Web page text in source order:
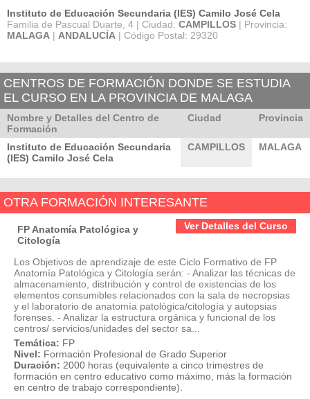
Instituto de Educación Secundaria (IES) Camilo José Cela
Familia de Pascual Duarte, 4 | Ciudad: CAMPILLOS | Provincia:
MALAGA | ANDALUCÍA | Código Postal: 29320
CENTROS DE FORMACIÓN DONDE SE ESTUDIA
EL CURSO EN LA PROVINCIA DE MALAGA
Nombre y Detalles del Centro de
Formación
Ciudad Provincia
Instituto de Educación Secundaria
(IES) Camilo José Cela
CAMPILLOS MALAGA
OTRA FORMACIÓN INTERESANTE
Ver Detalles del Curso
FP Anatomía Patológica y
Citología
Los Objetivos de aprendizaje de este Ciclo Formativo de FP
Anatomía Patológica y Citología serán: - Analizar las técnicas de
almacenamiento, distribución y control de existencias de los
elementos consumibles relacionados con la sala de necropsias
y el laboratorio de anatomía patológica/citología y autopsias
forenses. - Analizar la estructura orgánica y funcional de los
centros/ servicios/unidades del sector sa...
Temática: FP
Nivel: Formación Profesional de Grado Superior
Duración: 2000 horas (equivalente a cinco trimestres de
formación en centro educativo como máximo, más la formación
en centro de trabajo correspondiente).